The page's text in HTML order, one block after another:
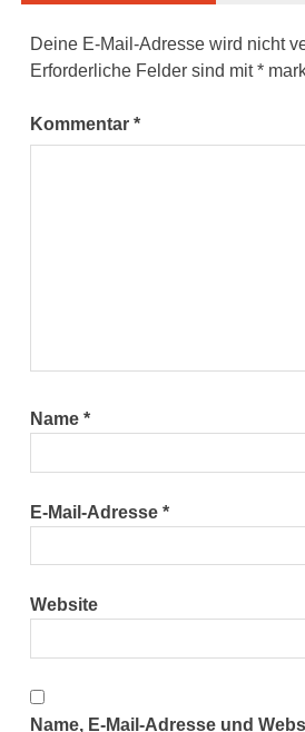
Deine E-Mail-Adresse wird nicht
Erforderliche Felder sind mit*
Kommentar*
Name*
E-Mail-Adresse*
Website
Name, E-Mail-Adresse und